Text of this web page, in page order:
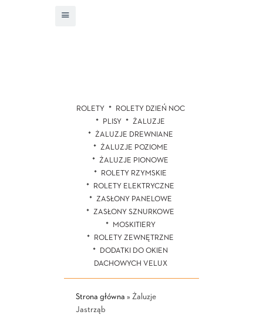
ROLETY
ROLETY DZIEŃ NOC
PLISY
ŻALUZJE
ŻALUZJE DREWNIANE
ŻALUZJE POZIOME
ŻALUZJE PIONOWE
ROLETY RZYMSKIE
ROLETY ELEKTRYCZNE
ZASŁONY PANELOWE
ZASŁONY SZNURKOWE
MOSKITIERY
ROLETY ZEWNĘTRZNE
DODATKI DO OKIEN
DACHOWYCH VELUX
Strona główna » Żaluzje
Jastrząb